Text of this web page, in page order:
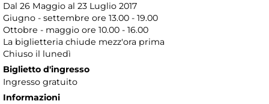
Dal 26 Maggio al 23 Luglio 2017
Giugno - settembre ore 13.00 - 19.00
Ottobre - maggio ore 10.00 - 16.00
La biglietteria chiude mezz'ora prima
Chiuso il lunedì
Biglietto d'ingresso
Ingresso gratuito
Informazioni